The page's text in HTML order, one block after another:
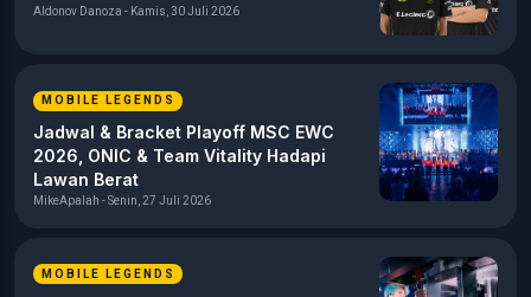
Aldonov Danoza - Kamis, 30 Juli 2026
MOBILE LEGENDS
Jadwal & Bracket Playoff MSC EWC
2026, ONIC & Team Vitality Hadapi
Lawan Berat
MikeApalah - Senin, 27 Juli 2026
MOBILE LEGENDS